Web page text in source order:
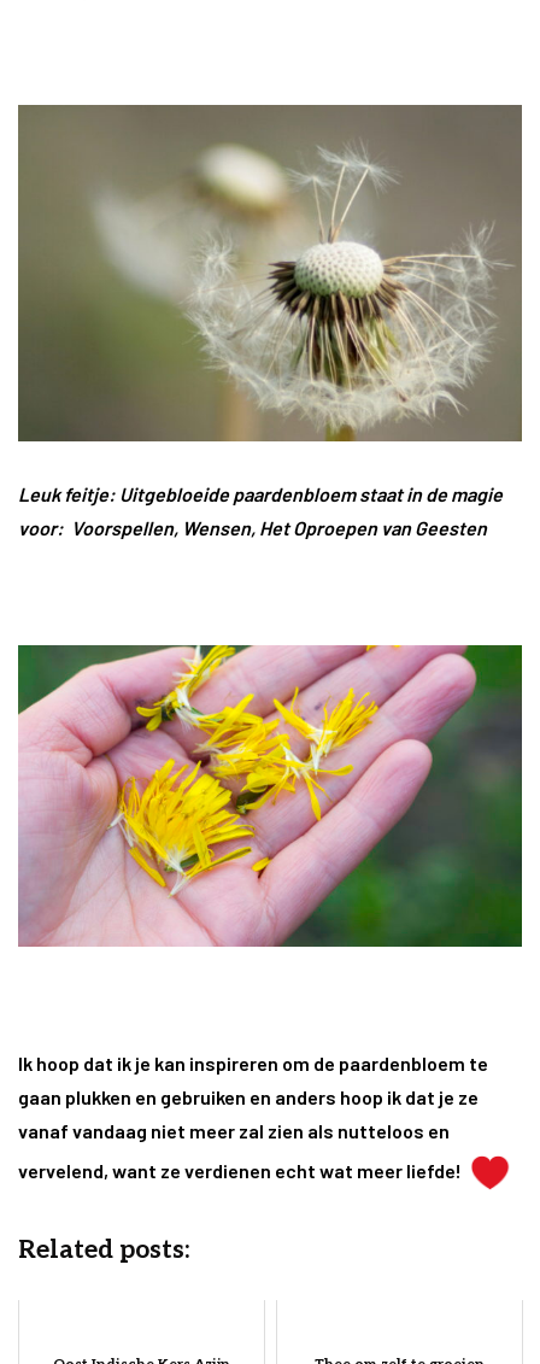
Leuk feitje: Uitgebloeide paardenbloem staat in de magie
voor: Voorspellen, Wensen, Het Oproepen van Geesten
Ik hoop dat ik je kan inspireren om de paardenbloem te
gaan plukken en gebruiken en anders hoop ik dat je ze
vanaf vandaag niet meer zal zien als nutteloos en
vervelend, want ze verdienen echt wat meer liefde!
Related posts: